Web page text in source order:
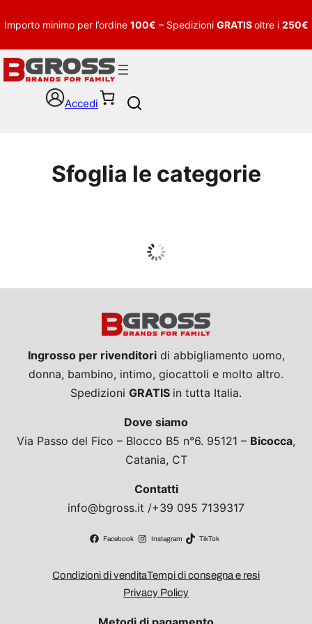
Importo minimo per l’ordine 100€ – Spedizioni GRATISoltre i 250€
Accedi
h
Sfoglia le categorie
Guarda tutto
Ingrosso per rivenditoridi abbigliamento uomo,
donna, bambino, intimo, giocattoli e molto altro.
Spedizioni GRATIS in tutta Italia.
Dove siamo
Via Passo del Fico – Blocco B5 n°6. 95121 – Bicocca,
Catania, CT
Contatti
info@bgross.it /+39 095 7139317
Facebook Instagram TikTok
Condizioni di venditaTempi di consegna e resi
Privacy Policy